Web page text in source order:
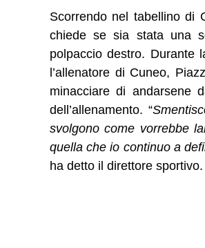
Scorrendo nel tabellino di
chiede se sia stata una
polpaccio destro. Durante
l’allenatore di Cuneo,
minacciare di andarsene
dell’allenamento. “
svolgono come vorrebbe
quella che io continuo a
ha detto il direttore